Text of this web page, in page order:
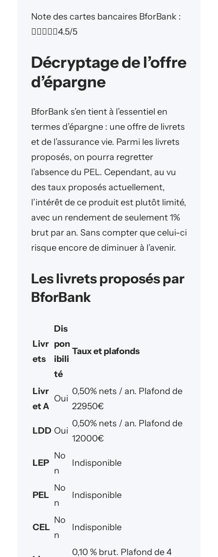
Note des cartes bancaires BforBank :
4.5/5
Décryptage de l’offre
d’épargne
BforBank s’en tient à l’essentiel en
termes d’épargne : une offre de livrets
et de l’assurance vie. Parmi les livrets
proposés, on pourra regretter
l’absence du PEL. Cependant, au vu
des taux proposés actuellement,
l’intérêt de ce produit est plutôt limité,
avec un rendement de seulement 1%
brut par an. Sans compter que celui-ci
risque encore de diminuer à l’avenir.
Les livrets proposés par
BforBank
Livr
ets
Dis
pon
ibili
té
Taux et plafonds
Livr
et A
Oui
0,50% nets / an. Plafond de
22950€
LDD Oui
0,50% nets / an. Plafond de
12000€
LEP
No
n
Indisponible
PEL
No
n
Indisponible
CEL
No
n
Indisponible
0,10 % brut. Plafond de 4